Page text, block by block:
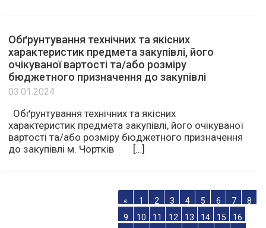
Обґрунтування технічних та якісних
характеристик предмета закупівлі, його
очікуваної вартості та/або розміру
бюджетного призначення до закупівлі
03.01.2024
Обґрунтування технічних та якісних
характеристик предмета закупівлі, його очікуваної
вартості та/або розміру бюджетного призначення
до закупівлі м. Чортків […]
« 1 2 3 4 5 6 7
8
9
10 11 12 13 14 15
16